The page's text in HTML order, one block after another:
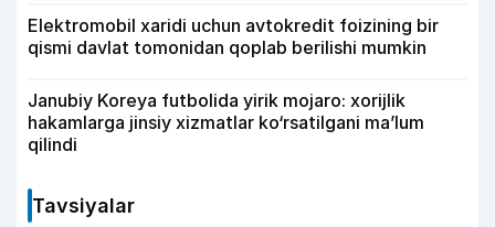
Elektromobil xaridi uchun avtokredit foizining bir
qismi davlat tomonidan qoplab berilishi mumkin
Janubiy Koreya futbolida yirik mojaro: xorijlik
hakamlarga jinsiy xizmatlar ko‘rsatilgani ma’lum
qilindi
Tavsiyalar